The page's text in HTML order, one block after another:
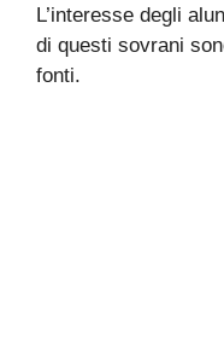
L’interesse degli
di questi sovrani
fonti.